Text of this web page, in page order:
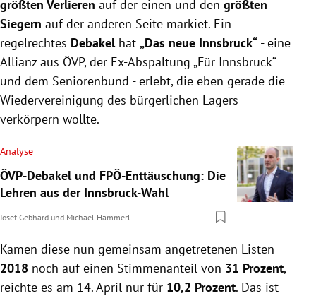
größten Verlieren auf der einen und den größten
Siegern auf der anderen Seite markiet. Ein
regelrechtes Debakelhat „Das neue Innsbruck“ - eine
Allianz aus ÖVP, der Ex-Abspaltung „Für Innsbruck“
und dem Seniorenbund - erlebt, die eben gerade die
Wiedervereinigung des bürgerlichen Lagers
verkörpern wollte.
Analyse
ÖVP-Debakel und FPÖ-Enttäuschung: Die
Lehren aus der Innsbruck-Wahl
Josef Gebhard und Michael Hammerl
Kamen diese nun gemeinsam angetretenen Listen
2018 noch auf einen Stimmenanteil von 31 Prozent,
reichte es am 14. April nur für 10,2 Prozent. Das ist